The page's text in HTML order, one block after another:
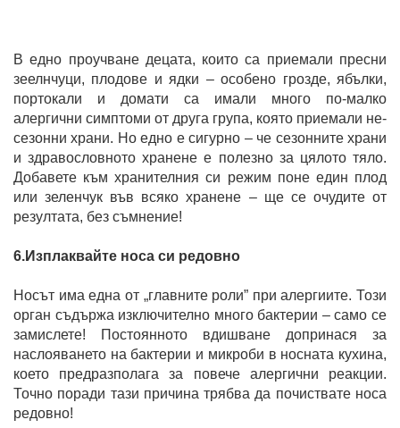
В едно проучване децата, които са приемали пресни
зеелнчуци, плодове и ядки – особено грозде, ябълки,
портокали и домати са имали много по-малко
алергични симптоми от друга група, която приемали не-
сезонни храни. Но едно е сигурно – че сезонните храни
и здравословното хранене е полезно за цялото тяло.
Добавете към хранителния си режим поне един плод
или зеленчук във всяко хранене – ще се очудите от
резултата, без съмнение!
6.Изплаквайте носа си редовно
Носът има една от „главните роли” при алергиите. Този
орган съдържа изключително много бактерии – само се
замислете! Постоянното вдишване допринася за
наслояването на бактерии и микроби в носната кухина,
което предразполага за повече алергични реакции.
Точно поради тази причина трябва да почиствате носа
редовно!